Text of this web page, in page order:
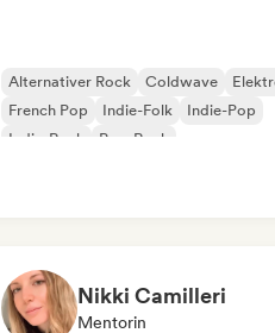
Alternativer Rock Coldwave
French Pop
Indie-Folk
Indie-Pop
Indie-Rock
Pop-Rock
Nikki Camilleri
Mentorin